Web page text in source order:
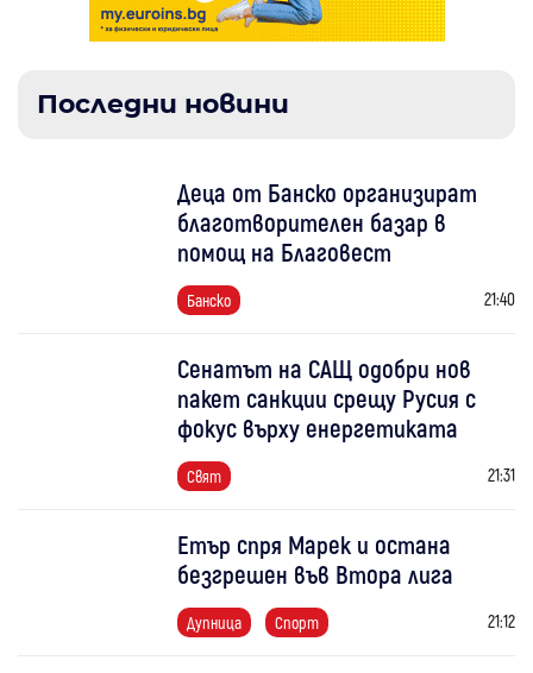
Последни новини
Деца от Банско организират
благотворителен базар в
помощ на Благовест
Банско 21:40
Сенатът на САЩ одобри нов
пакет санкции срещу Русия с
фокус върху енергетиката
Свят 21:31
Етър спря Марек и остана
безгрешен във Втора лига
Дупница Спорт 21:12